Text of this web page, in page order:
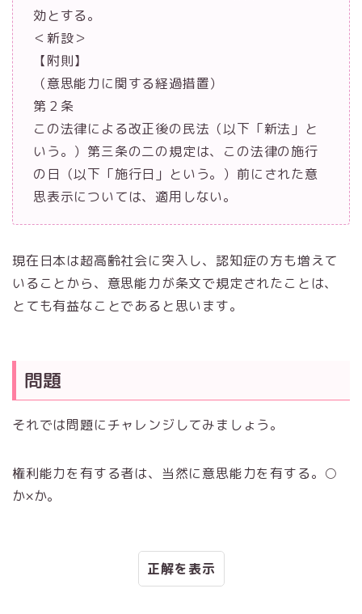
効とする。
＜新設＞
【附則】
（意思能力に関する経過措置）
第２条
この法律による改正後の民法（以下「新法」と
いう。）第三条の二の規定は、この法律の施行
の日（以下「施行日」という。）前にされた意
思表示については、適用しない。
現在日本は超高齢社会に突入し、認知症の方も増えて
いることから、意思能力が条文で規定されたことは、
とても有益なことであると思います。
問題
それでは問題にチャレンジしてみましょう。
権利能力を有する者は、当然に意思能力を有する。○
か×か。
正解